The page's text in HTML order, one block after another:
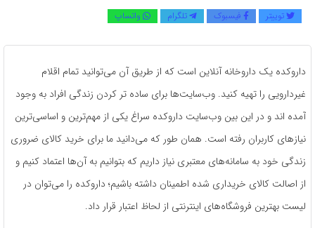
توییتر فیسبوک تلگرام واتساپ
داروکده یک داروخانه آنلاین است که از طریق آن می‌توانید تمام اقلام
غیردارویی را تهیه کنید. وب‌سایت‌ها برای ساده تر کردن زندگی افراد به وجود
آمده اند و در این بین وب‌سایت داروکده سراغ یکی از مهم‌ترین و اساسی‌ترین
نیازهای کاربران رفته است. همان طور که می‌دانید ما برای خرید کالای ضروری
زندگی خود به سامانه‌های معتبری نیاز داریم که بتوانیم به آن‌ها اعتماد کنیم و
از اصالت کالای خریداری شده اطمینان داشته باشیم؛ داروکده را می‌توان در
لیست بهترین فروشگاه‌های اینترنتی از لحاظ اعتبار قرار داد.